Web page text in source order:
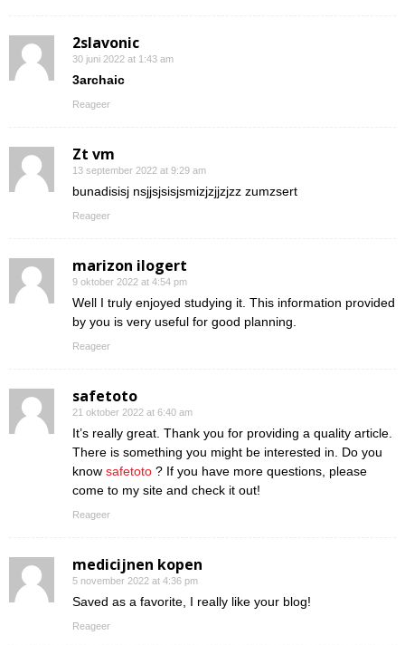
2slavonic
30 juni 2022 at 1:43 am
3archaic
Reageer
Zt vm
13 september 2022 at 9:29 am
bunadisisj nsjjsjsisjsmizjzjjzjzz zumzsert
Reageer
marizon ilogert
9 oktober 2022 at 4:54 pm
Well I truly enjoyed studying it. This information provided
by you is very useful for good planning.
Reageer
safetoto
21 oktober 2022 at 6:40 am
It’s really great. Thank you for providing a quality article.
There is something you might be interested in. Do you
know safetoto ? If you have more questions, please
come to my site and check it out!
Reageer
medicijnen kopen
5 november 2022 at 4:36 pm
Saved as a favorite, I really like your blog!
Reageer